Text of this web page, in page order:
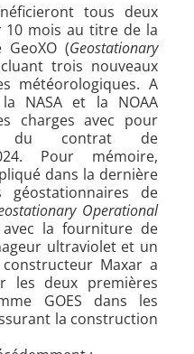
tous deux
10 mois au titre de la
(Geostationary
trois nouveaux
météorologiques. A
NASA et la NOAA
charges avec pour
du contrat de
Pour mémoire,
dans la dernière
géostationnaires de
Operational
la fourniture de
ultraviolet et un
Maxar a
les deux premières
GOES dans les
la construction